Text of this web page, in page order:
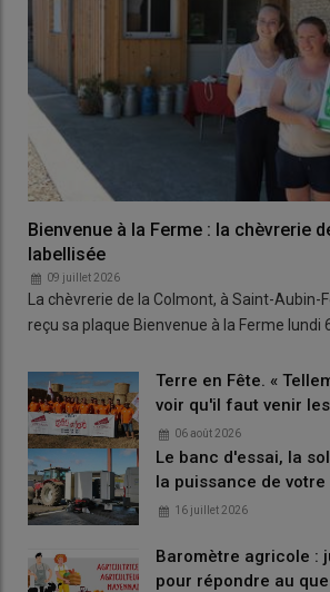
Bienvenue à la Ferme : la chèvrerie
labellisée
09 juillet 2026
La chèvrerie de la Colmont, à Saint-Aubin-
reçu sa plaque Bienvenue à la Ferme lundi
Terre en Fête. «
voir qu'il faut venir
06 août 2026
Le banc d'essai, la
la puissance de votre
16 juillet 2026
Baromètre agricole :
pour répondre au